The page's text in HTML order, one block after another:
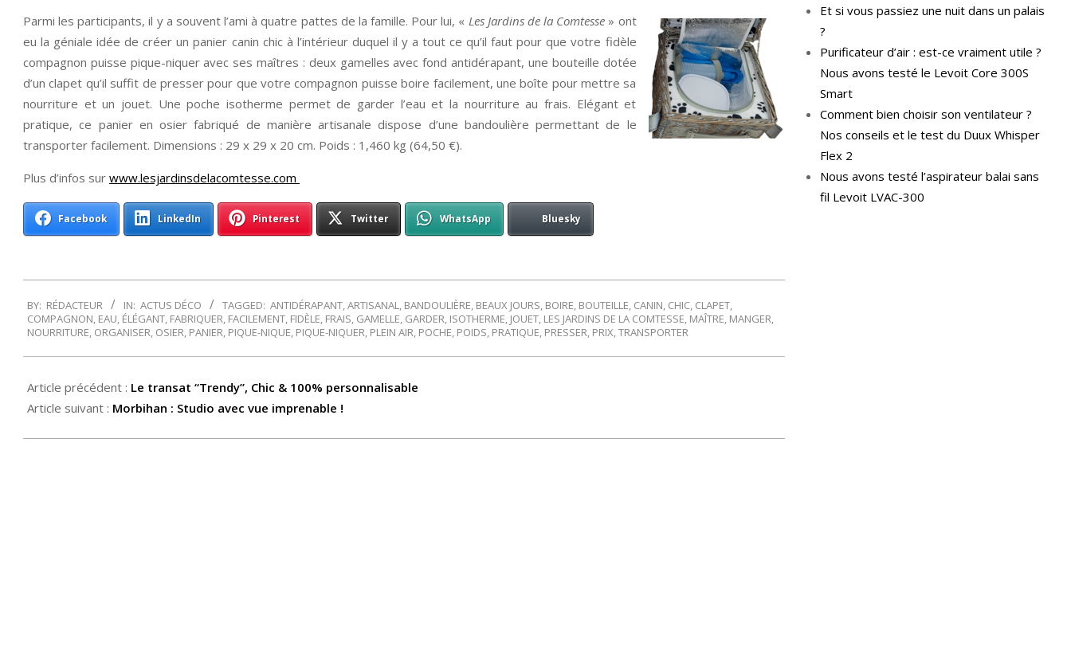
Parmi les participants, il y a souvent l’ami à quatre pattes de la famille. Pour lui, « Les Jardins de la Comtesse » ont
eu la géniale idée de créer un panier canin chic à l’intérieur duquel il y a tout ce qu’il faut pour que votre fidèle
compagnon puisse pique-niquer avec ses maîtres : deux gamelles avec fond antidérapant, une bouteille dotée
d’un clapet qu’il suffit de presser pour que votre compagnon puisse boire facilement, une boîte pour mettre sa
nourriture et un jouet. Une poche isotherme permet de garder l’eau et la nourriture au frais. Elégant et
pratique, ce panier en osier fabriqué de manière artisanale dispose d’une bandoulière permettant de le
transporter facilement. Dimensions : 29 x 29 x 20 cm. Poids : 1,460 kg (64,50 €).
Plus d’infos sur www.lesjardinsdelacomtesse.com
Facebook LinkedIn Pinterest Twitter WhatsApp Bluesky
03-
25
BY: RÉDACTEUR IN: ACTUS DÉCO TAGGED: ANTIDÉRAPANT ARTISANAL BANDOULIÈRE BEAUX JOURS BOIRE BOUTEILLE CANIN CHIC CLAPET
COMPAGNON EAU ÉLÉGANT FABRIQUER FACILEMENT FIDÈLE FRAIS GAMELLE GARDER ISOTHERME JOUET LES JARDINS DE LA COMTESSE MAÎTRE MANGER
NOURRITURE ORGANISER OSIER PANIER PIQUE-NIQUE PIQUE-NIQUER PLEIN AIR POCHE POIDS PRATIQUE PRESSER PRIX TRANSPORTER
Article précédent : Le transat “Trendy”, Chic & 100% personnalisable
Article suivant : Morbihan : Studio avec vue imprenable !
Et si vous passiez une nuit dans un palais
?
Purificateur d’air : est-ce vraiment utile ?
Nous avons testé le Levoit Core 300S
Smart
Comment bien choisir son ventilateur ?
Nos conseils et le test du Duux Whisper
Flex 2
Nous avons testé l’aspirateur balai sans
fil Levoit LVAC-300